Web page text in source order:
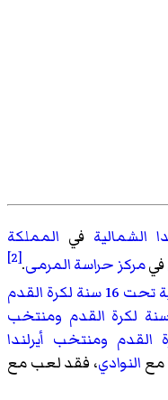
الشمالية في المملكة
فيمركز حراسة المرمى.
[2]
القدم
ومنتخب
ومنتخب أيرلندا
مع النوادي، فقد لعب مع